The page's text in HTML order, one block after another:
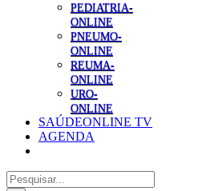
PEDIATRIA-
ONLINE
PNEUMO-
ONLINE
REUMA-
ONLINE
URO-
ONLINE
SAÚDEONLINE TV
AGENDA
Pesquisar